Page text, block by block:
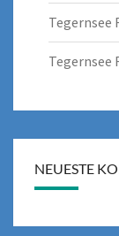
Tegernsee
Tegernsee
NEUESTE